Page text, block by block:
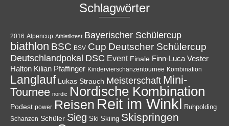
Schlagwörter
2016 Alpencup Athletiktest Bayerischer Schülercup
biathlon BSC BSV Cup Deutscher Schülercup
Deutschlandpokal DSC Event Finale Finn-Luca Vester
Halton Kilian Pfaffinger Kindervierschanzentournee Kombination
Langlauf Lukas Strauch Meisterschaft Mini-
Tournee nordic Nordische Kombination
Podest power Reisen Reit im Winkl Ruhpolding
Schanzen Schüler Sieg Ski Skiing Skispringen